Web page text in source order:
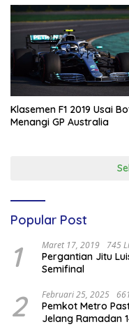
Klasemen F1 2019 Usai
Menangi GP Australia
Popular Post
1 Maret 17, 2019 745
Pergantian Jitu
Semifinal
2 Februari 25, 2025
Pemkot Metro
Jelang Ramadan